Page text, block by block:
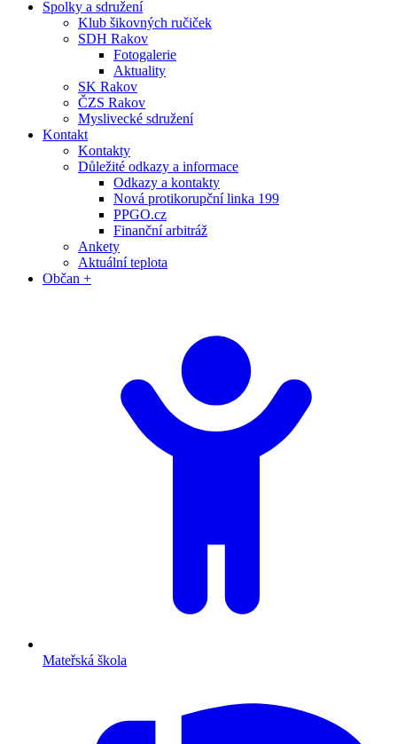
Spolky a sdružení
Klub šikovných ručiček
SDH Rakov
Fotogalerie
Aktuality
SK Rakov
ČZS Rakov
Myslivecké sdružení
Kontakt
Kontakty
Důležité odkazy a informace
Odkazy a kontakty
Nová protikorupční linka 199
PPGO.cz
Finanční arbitráž
Ankety
Aktuální teplota
Občan +
Mateřská škola